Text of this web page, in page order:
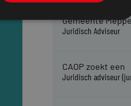
Gemeente
Juridisch Adviseur
CAOP zoekt een
Juridisch adviseur